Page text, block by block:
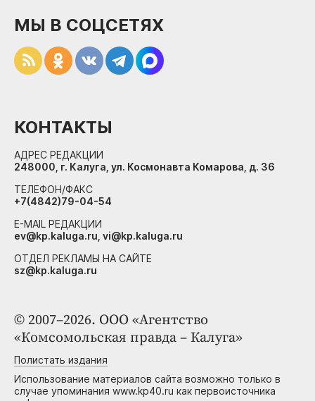
© 2007–2026. ООО «Агентство
«Комсомольская правда – Калуга»
Полистать издания
Использование материалов сайта возможно только в
случае упоминания www.kp40.ru как первоисточника
МЫ В СОЦСЕТЯХ
КОНТАКТЫ
АДРЕС РЕДАКЦИИ
248000, г. Калуга, ул. Космонавта Комарова, д. 36
ТЕЛЕФОН/ФАКС
+7(4842)79-04-54
E-MAIL РЕДАКЦИИ
ev@kp.kaluga.ru, vi@kp.kaluga.ru
ОТДЕЛ РЕКЛАМЫ НА САЙТЕ
sz@kp.kaluga.ru